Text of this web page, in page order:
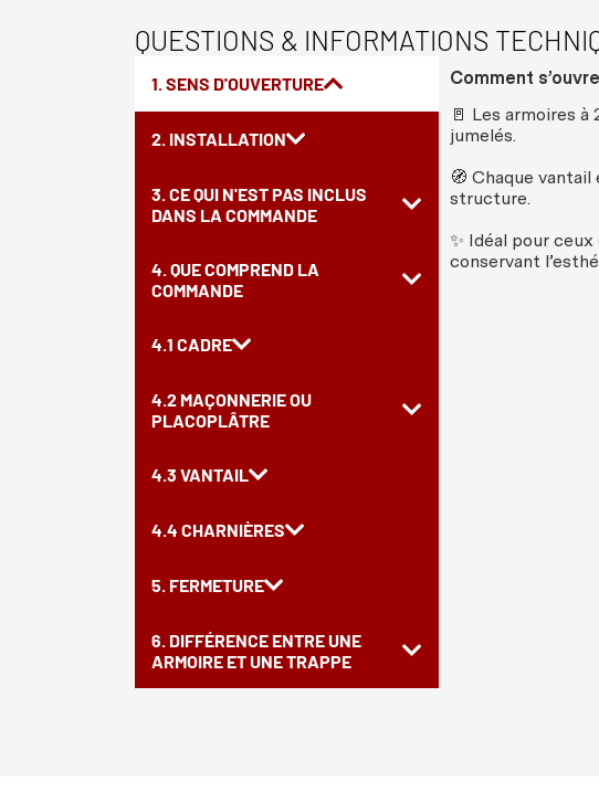
QUESTIONS & INFORMATIONS
1. SENS D'OUVERTURE
2. INSTALLATION
3. CE QUI N'EST PAS INCLUS
DANS LA COMMANDE
4. QUE COMPREND LA
COMMANDE
4.1 CADRE
4.2 MAÇONNERIE OU
PLACOPLÂTRE
4.3 VANTAIL
4.4 CHARNIÈRES
5. FERMETURE
6. DIFFÉRENCE ENTRE UNE
ARMOIRE ET UNE TRAPPE
Comment
🚪 Les armoires
jumelés.
🧭 Chaque vantail
structure.
✨ Idéal pour
conservant